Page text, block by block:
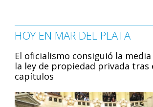
HOY EN MAR DEL PLATA
El oficialismo consiguió la
la ley de propiedad privada tras
capítulos